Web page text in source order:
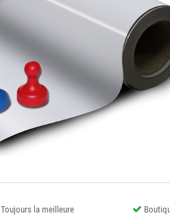
Toujours la meilleure